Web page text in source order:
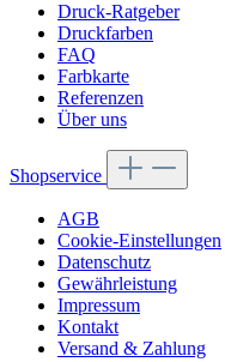
Druck-Ratgeber
Druckfarben
FAQ
Farbkarte
Referenzen
Über uns
Shopservice
AGB
Cookie-Einstellungen
Datenschutz
Gewährleistung
Impressum
Kontakt
Versand & Zahlung